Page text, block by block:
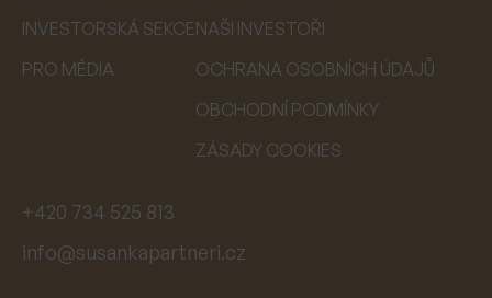
INVESTORSKÁ SEKCE
PRO MÉDIA
NAŠI INVESTOŘI
OCHRANA OSOBNÍCH ÚDAJŮ
OBCHODNÍ PODMÍNKY
ZÁSADY COOKIES
+420 734 525 813
info@susankapartneri.cz